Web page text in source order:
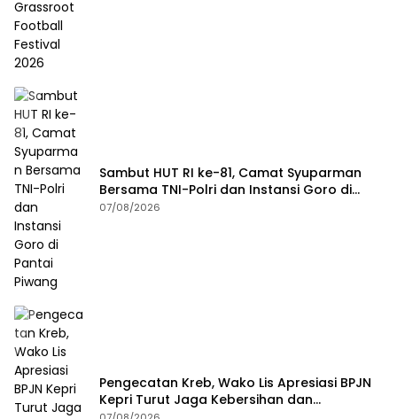
Sambut HUT RI ke-81, Camat Syuparman
Bersama TNI-Polri dan Instansi Goro di
Pantai Piwang
07/08/2026
Pengecatan Kreb, Wako Lis Apresiasi BPJN
Kepri Turut Jaga Kebersihan dan